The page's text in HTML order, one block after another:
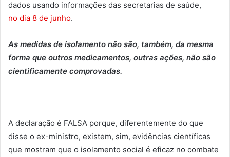
dados usando informações das secretarias de saúde,
no dia 8 de junho.
As medidas de isolamento não são, também, da mesma
forma que outros medicamentos, outras ações, não são
cientificamente comprovadas.
A declaração é FALSA porque, diferentemente do que
disse o ex-ministro, existem, sim, evidências científicas
que mostram que o isolamento social é eficaz no combate